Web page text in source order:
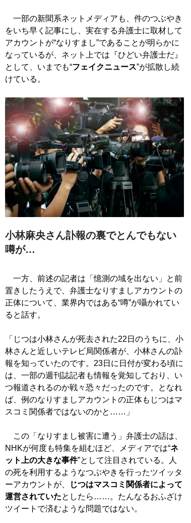
一部の新聞系ネットメディアも、件のつぶやき
をいち早く記事にし、実在する弁護士に取材して
アカウントが“なりすまし”であることが明らかに
なっているが、ネット上では『ひどい弁護士だ』
として、いまでも“フェイクニュース”が拡散し続
けている。
小林麻央さん訃報の裏でとんでもない
噂が…
一方、前述の記者は「憶測の域を出ない」と前
置きしたうえで、弁護士なりすましアカウントの
正体について、業界内ではある“噂”が囁かれてい
ると話す。
「じつは小林さんが死去された22日のうちに、小
林さんと近しいテレビ局関係者が、小林さんの訃
報を知っていたのです。23日に日付が変わる頃に
は、一部の週刊誌記者も情報を覚知しており、い
つ報道されるのか戦々恐々だったのです。となれ
ば、例のなりすましアカウントの正体もじつはマ
スコミ関係者ではないのかと……」
この「なりすまし被害に遭う」弁護士の話は、
NHKが何度も特集を組むほど、メディアでは“ネ
ット上の大きな事件”として注目されている。人
の死を利用するようなつぶやきを行ったツイッタ
ーアカウントが、
じつはマスコミ関係者によって
運営されていたとしたら……。たんなるおふざけ
ツイートで済むような問題ではない。